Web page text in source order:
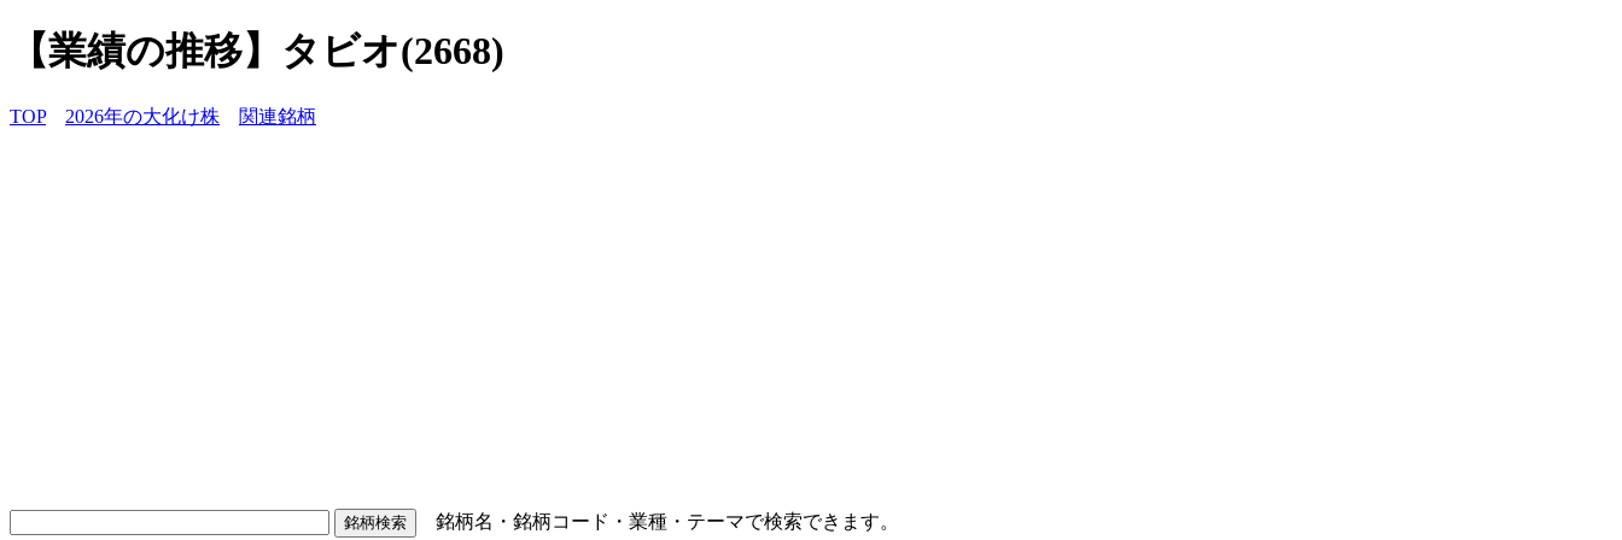
【業績の推移】タビオ(2668)
TOP 2026年の大化け株 関連銘柄
銘柄名・銘柄コード・業種・テーマで検索できます。